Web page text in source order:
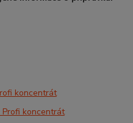
koncentrát
koncentrát